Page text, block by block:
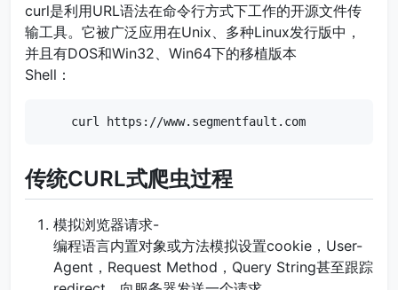
curl是利用URL语法在命令行方式下工作的开源文件传
输工具。它被广泛应用在Unix、多种Linux发行版中，
并且有DOS和Win32、Win64下的移植版本
Shell：
curl https://www.segmentfault.com
传统CURL式爬虫过程
模拟浏览器请求-
编程语言内置对象或方法模拟设置cookie，User-
Agent，Request Method，Query String甚至跟踪